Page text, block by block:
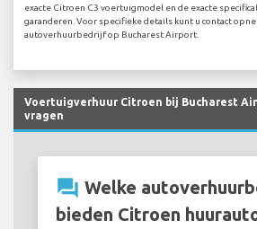
exacte Citroen C3 voertuigmodel en de exacte
garanderen. Voor specifieke details kunt u contact
autoverhuurbedrijf op Bucharest Airport.
Voertuigverhuur Citroen bij Bucharest
vragen
question_answer Welke
bieden Citroen